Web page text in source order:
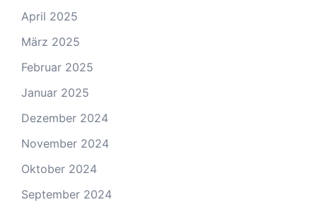
April 2025
März 2025
Februar 2025
Januar 2025
Dezember 2024
November 2024
Oktober 2024
September 2024